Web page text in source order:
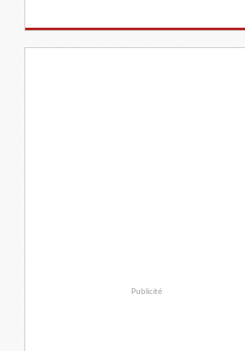
Publicité